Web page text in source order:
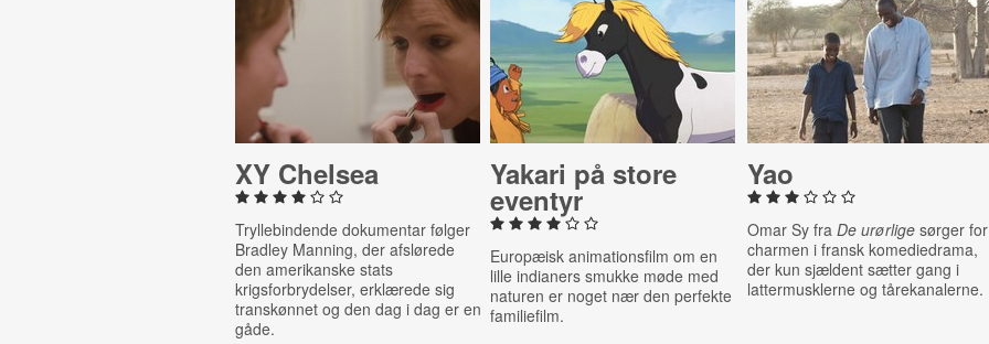
XY Chelsea
Tryllebindende dokumentar følger
Bradley Manning, der afslørede
den amerikanske stats
krigsforbrydelser, erklærede sig
transkønnet og den dag i dag er en
gåde.
Yakari på store
eventyr
Europæisk animationsfilm om en
lille indianers smukke møde med
naturen er noget nær den perfekte
familiefilm.
Yao
Omar Sy fra De urørligesørger for
charmen i fransk komediedrama,
der kun sjældent sætter gang i
lattermusklerne og tårekanalerne.